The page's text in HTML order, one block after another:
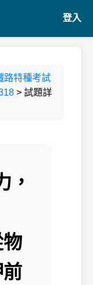
登入
路特種考試
> 試題詳
，